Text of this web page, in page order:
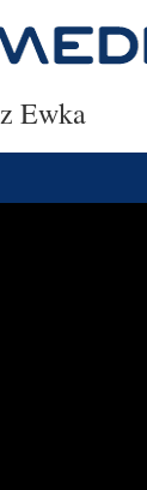
Ewka